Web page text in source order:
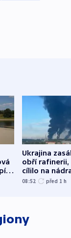
Ukrajina
obří rafinerii,
cílilo na
autobus
08:52 před 1 h